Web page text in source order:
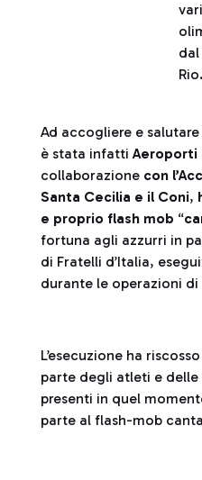
Rio.
Ad accogliere e
è stata infatti Aeroporti
collaborazione con
Santa Cecilia e il Coni,
e proprio flash mob “
fortuna agli azzurri in
di Fratelli d’Italia,
durante le operazioni
L’esecuzione ha
parte degli atleti e
presenti in quel
parte al flash-mob